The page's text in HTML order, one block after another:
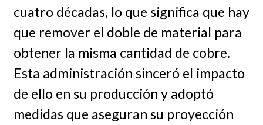
cuatro décadas, lo que significa que hay
que remover el doble de material para
obtener la misma cantidad de cobre.
Esta administración sinceró el impacto
de ello en su producción y adoptó
medidas que aseguran su proyección